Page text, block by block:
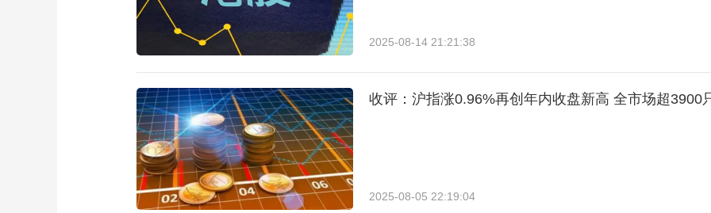
2025-08-14 21:21:38
收评：沪指涨0.96%再创年内收盘新高 全市场超3900
2025-08-05 22:19:04